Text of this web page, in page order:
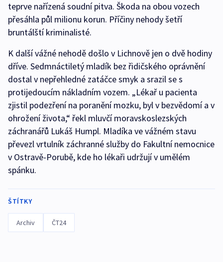
teprve nařízená soudní pitva. Škoda na obou vozech
přesáhla půl milionu korun. Příčiny nehody šetří
bruntálští kriminalisté.
K další vážné nehodě došlo v Lichnově jen o dvě hodiny
dříve. Sedmnáctiletý mladík bez řidičského oprávnění
dostal v nepřehledné zatáčce smyk a srazil se s
protijedoucím nákladním vozem. „Lékař u pacienta
zjistil podezření na poranění mozku, byl v bezvědomí a v
ohrožení života,“ řekl mluvčí moravskoslezských
záchranářů Lukáš Humpl. Mladíka ve vážném stavu
převezl vrtulník záchranné služby do Fakultní nemocnice
v Ostravě-Porubě, kde ho lékaři udržují v umělém
spánku.
ŠTÍTKY
Archiv ČT24